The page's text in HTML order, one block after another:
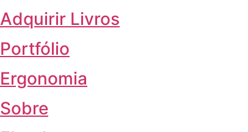
Adquirir Livros
Portfólio
Ergonomia
Sobre